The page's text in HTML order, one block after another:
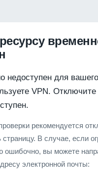
недоступен для
VPN. Отключите
рекомендуется
В случае, если
ошибочно, вы можете
электронной почты: